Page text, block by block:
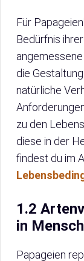
Für
Bedürfnis
die
natürliche
zu den
diese in der
findest du im
1.2
in
Papageien